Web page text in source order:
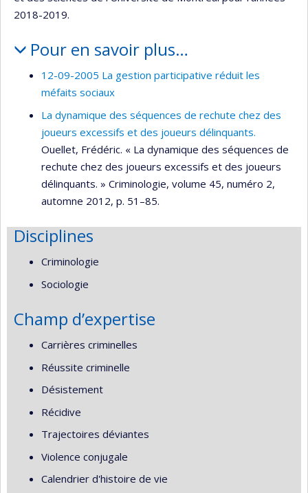
2018-2019.
Pour en savoir plus…
12-09-2005 La gestion participative réduit les
méfaits sociaux
La dynamique des séquences de rechute chez des
joueurs excessifs et des joueurs délinquants.
Ouellet, Frédéric. « La dynamique des séquences de
rechute chez des joueurs excessifs et des joueurs
délinquants. » Criminologie, volume 45, numéro 2,
automne 2012, p. 51–85.
Disciplines
Criminologie
Sociologie
Champ d’expertise
Carrières criminelles
Réussite criminelle
Désistement
Récidive
Trajectoires déviantes
Violence conjugale
Calendrier d'histoire de vie